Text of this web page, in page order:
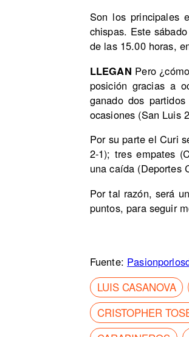
Son los principales
chispas. Este
de las 15.00 horas,
LLEGAN Pero
posición gracias a
ganado dos
ocasiones (San Luis
Por su parte el Curi
2-1); tres empates
una caída (Deportes
Por tal razón, será
puntos, para seguir
Fuente:
LUIS CASANOVA
CRISTOPHER